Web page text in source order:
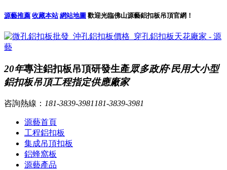
源藝推薦 收藏本站 網站地圖 歡迎光臨佛山源藝鋁扣板吊頂官網！
20年專注鋁扣板吊頂研發生產眾多政府·民用大小型
鋁扣板吊頂工程指定供應廠家
咨詢熱線： 181-3839-3981 181-3839-3981
源藝首頁
工程鋁扣板
集成吊頂扣板
鋁蜂窩板
源藝產品